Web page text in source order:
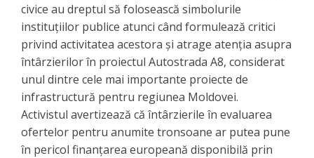
civice au dreptul să folosească simbolurile
instituțiilor publice atunci când formulează critici
privind activitatea acestora și atrage atenția asupra
întârzierilor în proiectul Autostrada A8, considerat
unul dintre cele mai importante proiecte de
infrastructură pentru regiunea Moldovei.
Activistul avertizează că întârzierile în evaluarea
ofertelor pentru anumite tronsoane ar putea pune
în pericol finanțarea europeană disponibilă prin